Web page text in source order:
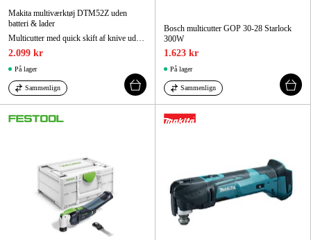
Ofte stillede spørgsmål
Makita multiværktøj DTM52Z uden
batteri & lader
Multicutter med quick skift af knive uden brug af værktøj
2.099 kr
På lager
Sammenlign
Bosch multicutter GOP 30-28 Starlock
300W
1.623 kr
På lager
Sammenlign